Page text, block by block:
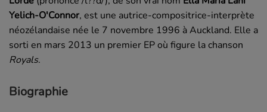
Yelich-O'Connor, est une autrice-compositrice-interprète
néozélandaise née le 7 novembre 1996 à Auckland. Elle a
sorti en mars 2013 un premier EP où figure la chanson
Royals.
Biographie